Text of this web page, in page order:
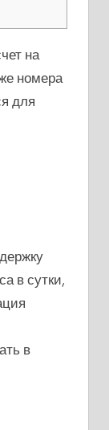
на
номера
для
в сутки,
в